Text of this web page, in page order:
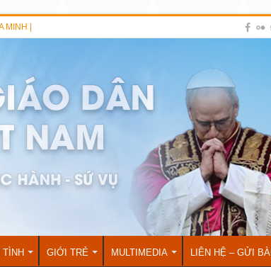
|
TÌNH GIỚI TRẺ MULTIMEDIA LIÊN HỆ – GỬI BÀI